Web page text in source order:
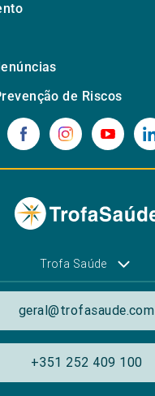
de Riscos
Trofa Saúde
geral@trofasaude.com
+351 252 409 100